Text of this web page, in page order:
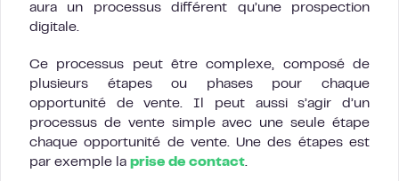
aura un processus différent qu’une prospection
digitale.
Ce processus peut être complexe, composé de
plusieurs étapes ou phases pour chaque
opportunité de vente. Il peut aussi s’agir d’un
processus de vente simple avec une seule étape
chaque opportunité de vente. Une des étapes est
par exemple la prise de contact